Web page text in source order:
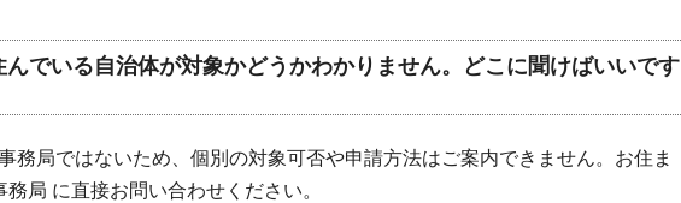
でいる自治体が対象かどうかわかりません。どこに聞けばいいです
務局ではないため、個別の対象可否や申請方法はご案内できません。お住ま
局 に直接お問い合わせください。